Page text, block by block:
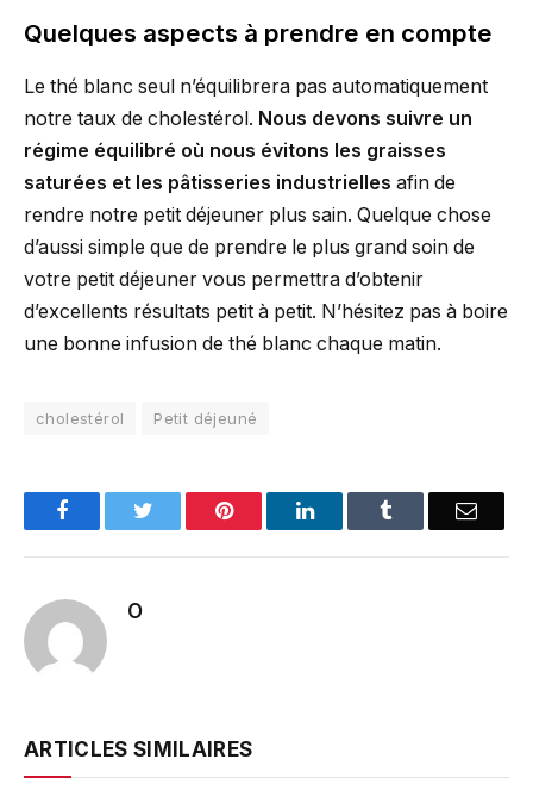
Quelques aspects à prendre en compte
Le thé blanc seul n’équilibrera pas automatiquement
notre taux de cholestérol. Nous devons suivre un
régime équilibré où nous évitons les graisses
saturées et les pâtisseries industrielles afin de
rendre notre petit déjeuner plus sain. Quelque chose
d’aussi simple que de prendre le plus grand soin de
votre petit déjeuner vous permettra d’obtenir
d’excellents résultats petit à petit. N’hésitez pas à boire
une bonne infusion de thé blanc chaque matin.
cholestérol Petit déjeuné
FacebookTwitter Pinterest LinkedInTumblr Email
O
ARTICLES SIMILAIRES